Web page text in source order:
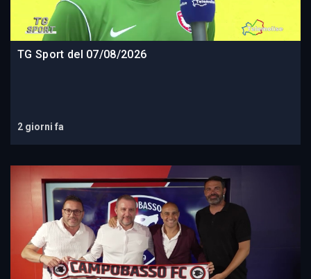
TG Sport del 07/08/2026
2 giorni fa